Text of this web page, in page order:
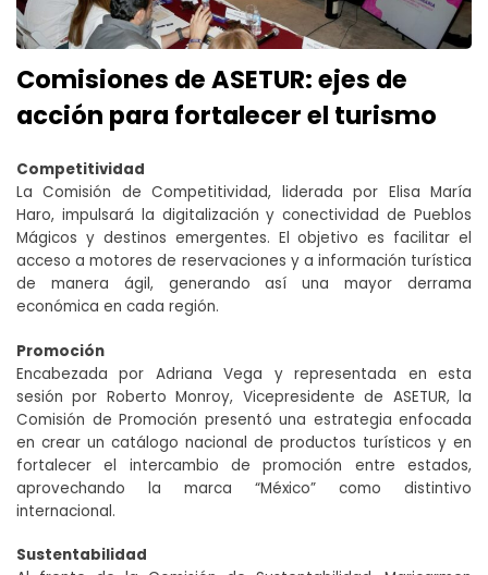
Comisiones de ASETUR: ejes de
acción para fortalecer el turismo
Competitividad
La Comisión de Competitividad, liderada por Elisa María
Haro, impulsará la digitalización y conectividad de Pueblos
Mágicos y destinos emergentes. El objetivo es facilitar el
acceso a motores de reservaciones y a información turística
de manera ágil, generando así una mayor derrama
económica en cada región.
Promoción
Encabezada por Adriana Vega y representada en esta
sesión por Roberto Monroy, Vicepresidente de ASETUR, la
Comisión de Promoción presentó una estrategia enfocada
en crear un catálogo nacional de productos turísticos y en
fortalecer el intercambio de promoción entre estados,
aprovechando la marca “México” como distintivo
internacional.
Sustentabilidad